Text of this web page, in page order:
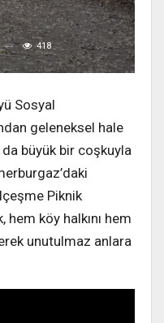
418
Sosyal
geleneksel hale
da büyük bir coşkuyla
Piknik
hem köy halkını hem
unutulmaz anlara